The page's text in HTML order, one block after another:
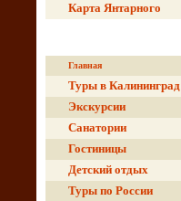
Карта Янтарного
Главная
Туры в Калининград
Экскурсии
Санатории
Гостиницы
Детский отдых
Туры по России